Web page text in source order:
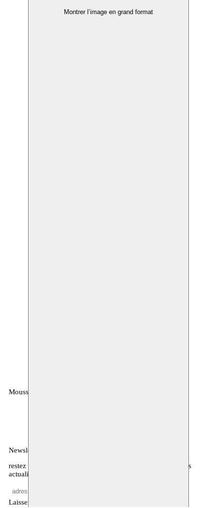
Montrer l’image en grand format
Moussem
Newsletter
restez informé·es sur notre programme, l’agenda, et d’autres
actualités
Laisser vide